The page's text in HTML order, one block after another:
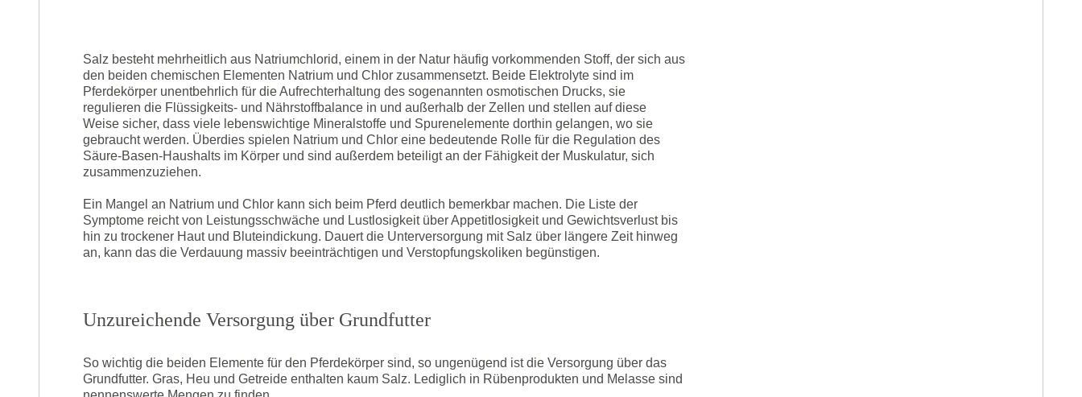
Salz besteht mehrheitlich aus Natriumchlorid, einem in der Natur häufig vorkommenden Stoff, der sich aus
den beiden chemischen Elementen Natrium und Chlor zusammensetzt. Beide Elektrolyte sind im
Pferdekörper unentbehrlich für die Aufrechterhaltung des sogenannten osmotischen Drucks, sie
regulieren die Flüssigkeits- und Nährstoffbalance in und außerhalb der Zellen und stellen auf diese
Weise sicher, dass viele lebenswichtige Mineralstoffe und Spurenelemente dorthin gelangen, wo sie
gebraucht werden. Überdies spielen Natrium und Chlor eine bedeutende Rolle für die Regulation des
Säure-Basen-Haushalts im Körper und sind außerdem beteiligt an der Fähigkeit der Muskulatur, sich
zusammenzuziehen.
Ein Mangel an Natrium und Chlor kann sich beim Pferd deutlich bemerkbar machen. Die Liste der
Symptome reicht von Leistungsschwäche und Lustlosigkeit über Appetitlosigkeit und Gewichtsverlust bis
hin zu trockener Haut und Bluteindickung. Dauert die Unterversorgung mit Salz über längere Zeit hinweg
an, kann das die Verdauung massiv beeinträchtigen und Verstopfungskoliken begünstigen.
Unzureichende Versorgung über Grundfutter
So wichtig die beiden Elemente für den Pferdekörper sind, so ungenügend ist die Versorgung über das
Grundfutter. Gras, Heu und Getreide enthalten kaum Salz. Lediglich in Rübenprodukten und Melasse sind